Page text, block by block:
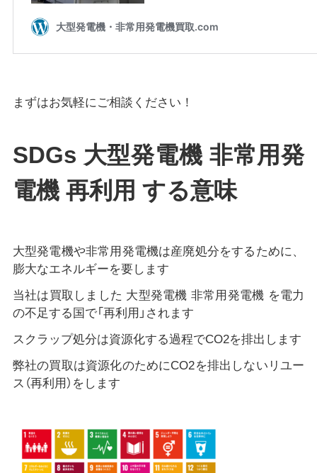
まずはお気軽にご相談ください！
SDGs 大型発電機 非常用発
電機 再利用 する意味
大型発電機や非常用発電機は産廃処分をするために、
膨大なエネルギーを要します
当社は買取しました 大型発電機 非常用発電機 を電力
の不足する国で「再利用」されます
スクラップ処分は資源化する過程でCO2を排出します
弊社の買取は資源化のためにCO2を排出しないリユー
ス（再利用）をします